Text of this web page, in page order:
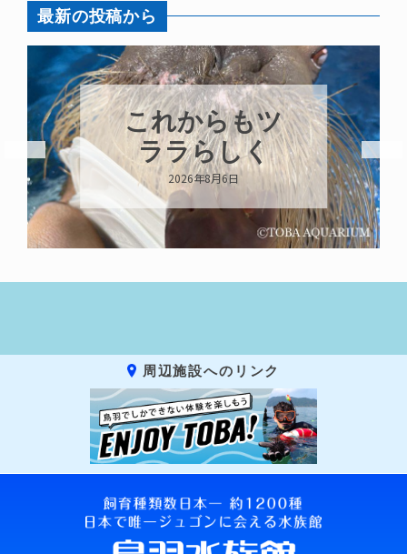
最新の投稿から
これからもツ
ララらしく
2026年8月6日
周辺施設へのリンク